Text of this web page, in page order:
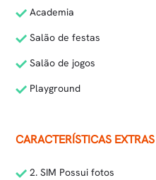
Academia
Salão de festas
Salão de jogos
Playground
CARACTERÍSTICAS EXTRAS
2. SIM Possui fotos